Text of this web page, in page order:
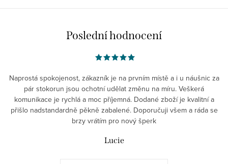
Poslední hodnocení
Naprostá spokojenost, zákazník je na prvním místě a i u náušnic za
pár stokorun jsou ochotní udělat změnu na míru. Veškerá
komunikace je rychlá a moc příjemná. Dodané zboží je kvalitní a
přišlo nadstandardně pěkně zabalené. Doporučuji všem a ráda se
brzy vrátím pro nový šperk
Lucie